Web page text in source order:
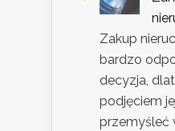
Zakup
bardzo
decyzja,
podjęciem
przemyśleć